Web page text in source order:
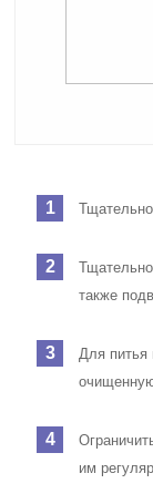
также
Для питья
им